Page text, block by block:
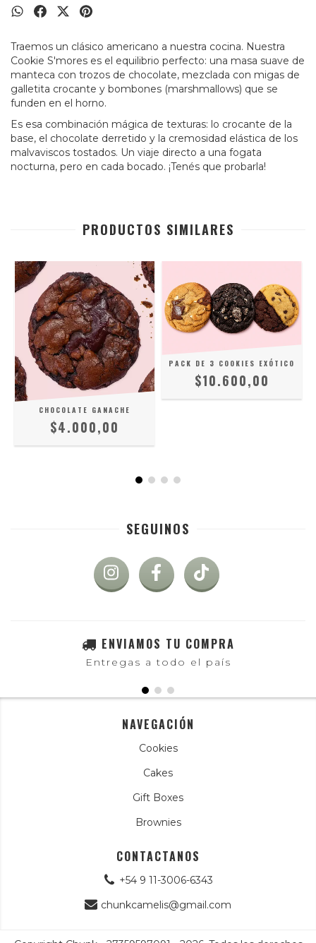
Traemos un clásico americano a nuestra cocina. Nuestra
Cookie S'mores es el equilibrio perfecto: una masa suave de
manteca con trozos de chocolate, mezclada con migas de
galletita crocante y bombones (marshmallows) que se
funden en el horno.
Es esa combinación mágica de texturas: lo crocante de la
base, el chocolate derretido y la cremosidad elástica de los
malvaviscos tostados. Un viaje directo a una fogata
nocturna, pero en cada bocado. ¡Tenés que probarla!
PRODUCTOS SIMILARES
CHOCOLATE GANACHE
$4.000,00
PACK DE 3 COOKIES EXÓTICO
$10.600,00
SEGUINOS
ENVIAMOS TU COMPRA
Entregas a todo el país
NAVEGACIÓN
Cookies
Cakes
Gift Boxes
Brownies
CONTACTANOS
+54 9 11-3006-6343
chunkcamelis@gmail.com